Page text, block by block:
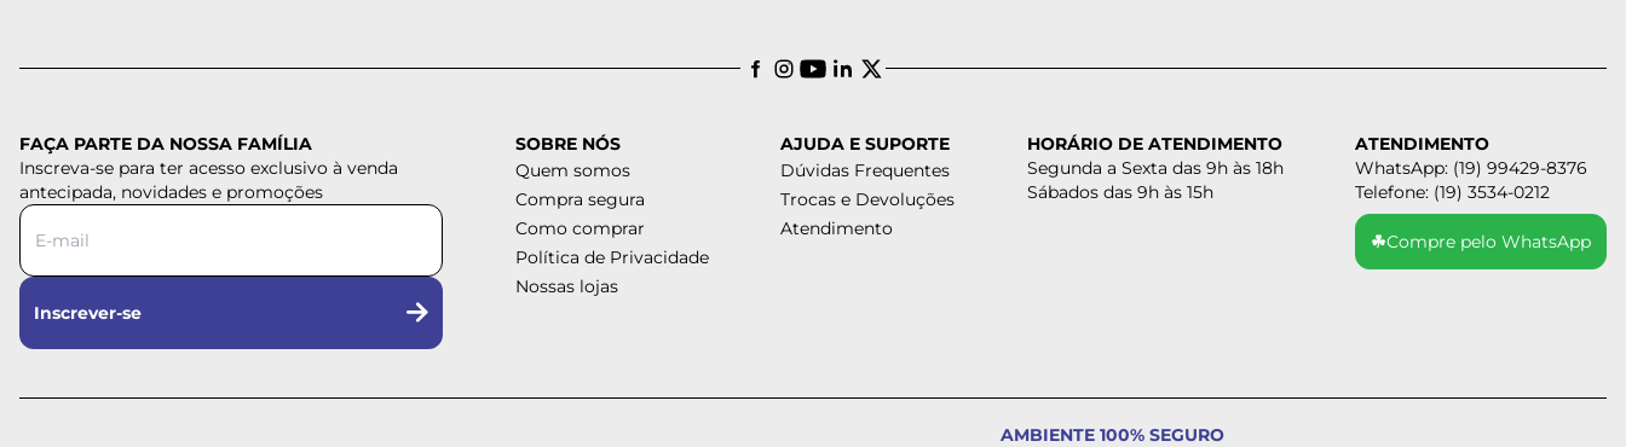
FAÇA PARTE DA NOSSA FAMÍLIA
Inscreva-se para ter acesso exclusivo à venda
antecipada, novidades e promoções
Inscrever-se
SOBRE NÓS
Quem somos
Compra segura
Como comprar
Política de Privacidade
Nossas lojas
AJUDA E SUPORTE
Dúvidas Frequentes
Trocas e Devoluções
Atendimento
HORÁRIO DE ATENDIMENTO
Segunda a Sexta das 9h às 18h
Sábados das 9h às 15h
ATENDIMENTO
WhatsApp: (19) 99429-8376
Telefone: (19) 3534-0212
☘Compre pelo WhatsApp
AMBIENTE 100% SEGURO